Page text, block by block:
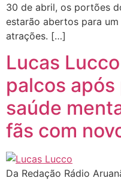
30 de abril, os portões
estarão abertos para
atrações. […]
Lucas
palcos após
saúde
fãs com
Da Redação Rádio